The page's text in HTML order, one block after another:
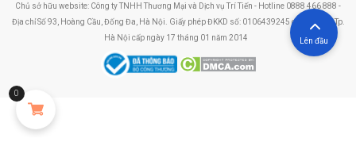
Chủ sở hữu website: Công ty TNHH Thương Mại và Dịch vụ Trí Tiến - Hotline 0888 466 888 -
Địa chỉ Số 93, Hoàng Cầu, Đống Đa, Hà Nội. Giấy phép ĐKKD số: 0106439245 do Sở KHĐT Tp.
Hà Nội cấp ngày 17 tháng 01 năm 2014
0
Lên đầu